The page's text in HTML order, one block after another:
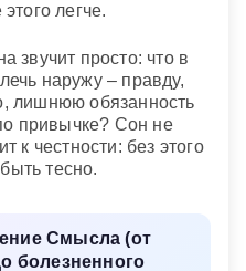
легче.
звучит просто: что в
наружу – правду,
лишнюю обязанность
привычке? Сон не
к честности: без этого
тесно.
Смысла (от
болезненного